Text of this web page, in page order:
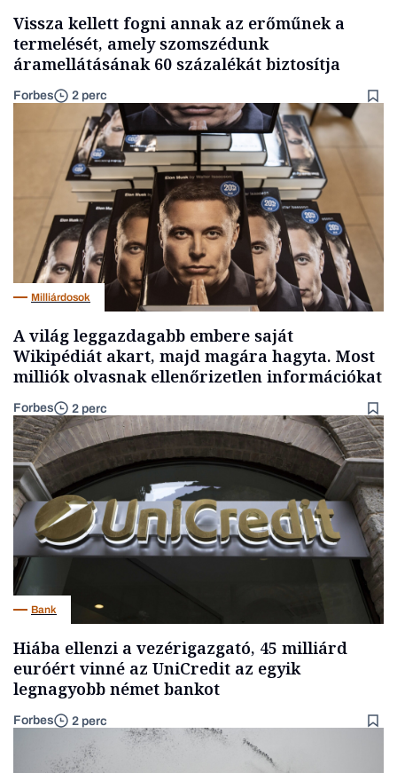
Vissza kellett fogni annak az erőműnek a
termelését, amely szomszédunk
áramellátásának 60 százalékát biztosítja
Forbes 2 perc
Milliárdosok
A világ leggazdagabb embere saját
Wikipédiát akart, majd magára hagyta. Most
milliók olvasnak ellenőrizetlen információkat
Forbes 2 perc
Bank
Hiába ellenzi a vezérigazgató, 45 milliárd
euróért vinné az UniCredit az egyik
legnagyobb német bankot
Forbes 2 perc